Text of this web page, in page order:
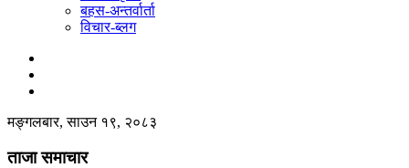
बहस-अन्तर्वार्ता
विचार-ब्लग
मङ्गलबार, साउन १९, २०८३
ताजा समाचार